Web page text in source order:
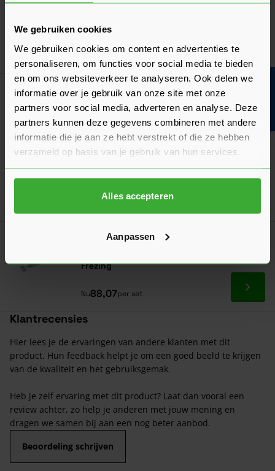
We gebruiken cookies
We gebruiken cookies om content en advertenties te
personaliseren, om functies voor social media te bieden
en om ons websiteverkeer te analyseren. Ook delen we
informatie over je gebruik van onze site met onze
partners voor social media, adverteren en analyse. Deze
partners kunnen deze gegevens combineren met andere
informatie die je aan ze hebt verstrekt of die ze hebben
verzameld op basis van je gebruik van hun services.
Alles accepteren
Aanpassen
Verkrijgbaar in 2 varianten
Nu12,88per stuk
Skantrae SlimSeries Aanslaglat Draaideuren
Nu32,76per set Ga
30,73
Let op: Alleen te koop i.c.m. Skantrae deuren!
Frezing
Nu88,07per set Ga
Klantrecensies
Hier lees je de ervaringen van andere klanten met dit
product. Hun feedback helpt je om een goed beeld te krijgen
van de kwaliteit en het gebruiksgemak.
Heb je zelf ervaring met dit product? Laat dan vooral een
review achter, zo help je anderen met jouw mening en
dragen we samen bij aan een nog beter aanbod.
Beoordeling schrijven